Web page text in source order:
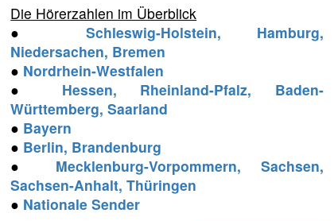
Die Hörerzahlen im Überblick
●Schleswig-Holstein, Hamburg,
Niedersachen, Bremen
● Nordrhein-Westfalen
● Hessen, Rheinland-Pfalz, Baden-
Württemberg, Saarland
● Bayern
● Berlin, Brandenburg
● Mecklenburg-Vorpommern, Sachsen,
Sachsen-Anhalt, Thüringen
● Nationale Sender